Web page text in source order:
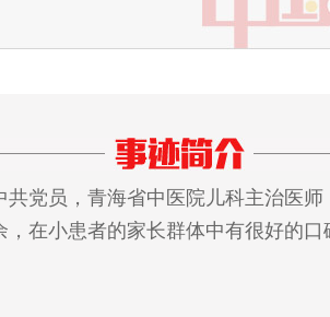
员，青海省中医院儿科主治医师
在小患者的家长群体中有很好的